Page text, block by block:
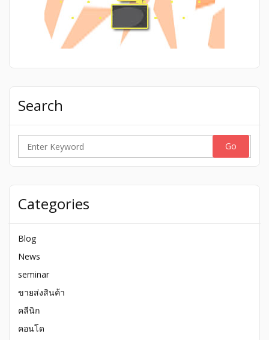
Search
Search
Categories
Blog
News
seminar
ขายส่งสินค้า
คลีนิก
คอนโด